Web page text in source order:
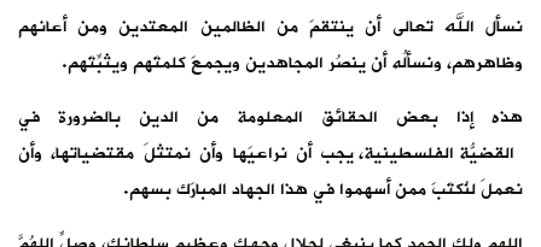
نسأل الله تعالى أن ينتقمَ من الظالمين المعتدين ومن أعانهم
وظاهرهم، ونسألُه أن ينصُر المجاهدين ويجمعَ كلمتَهم ويثبِّتَهم.
هذه إذا بعض الحقائق المعلومة من الدين بالضرورة في
القضيّة الفلسطينية، يجبُ أن نراعيَها وأن نمتثلَ مقتضياتها، وأن
نعملَ لنُكتَبَ ممن أسهموا في هذا الجهاد المبارَك بسهم.